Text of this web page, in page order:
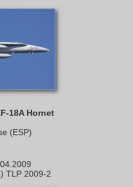
18A Hornet
(ESP)
TLP 2009-2